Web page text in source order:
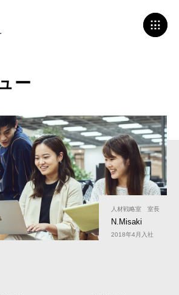
ー
人材戦略室 室長
N.Misaki
2018年4月入社